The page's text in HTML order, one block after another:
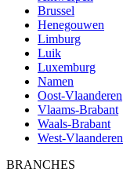
Brussel
Henegouwen
Limburg
Luik
Luxemburg
Namen
Oost-Vlaanderen
Vlaams-Brabant
Waals-Brabant
West-Vlaanderen
BRANCHES